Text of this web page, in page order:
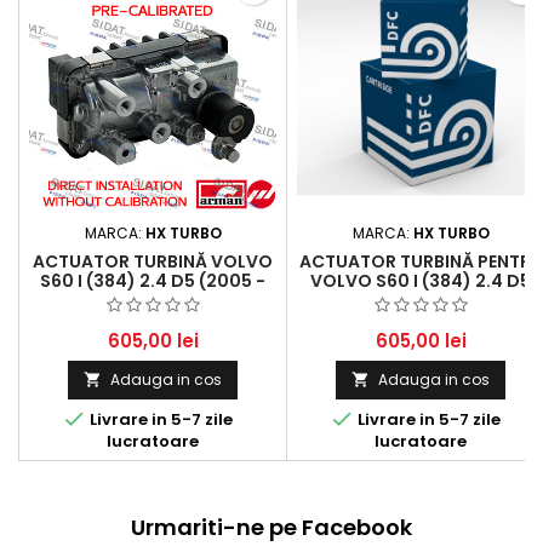
MARCA: HX TURBO
ACTUATOR TURBINĂ VOLVO
S60 I (384) 2.4 D5 (2005 -
2010) 2401 CCM, 136 KW, 185
HP
605,00 lei
 Adauga in cos
 Livrare in 5-7 zile
lucratoare
MARCA: HX TURBO
ACTUATOR TURBINĂ PENTRU
VOLVO S60 I (384) 2.4 D5
(2005 - 2010) 2401 CCM, 136
KW, 185 HP
605,00 lei
 Adauga in cos
 Livrare in 5-7 zile
lucratoare
Urmariti-ne pe Facebook